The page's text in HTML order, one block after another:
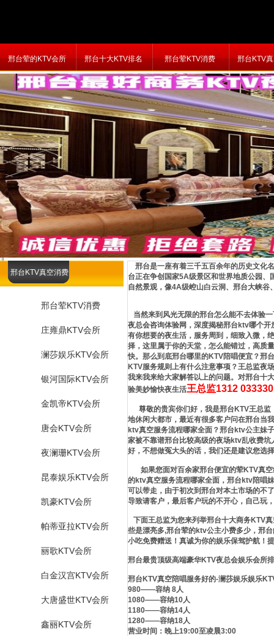
邢台荤的KTV会所 邢台十大KTV排名 邢台荤KTV消费 邢台KTV
邢台是一座有着三千五百余年的历史文化
台正在争创国家5A级景区和世界地质公园
自然景观，像4A级崆山白云洞、邢台大峡谷
当然来到风光无限的邢台怎么能不去体验
夜总会咨询体验网，深度揭秘邢台ktv哪个
有你想要的夜生活，服务周到，细致入微，
择，这里属于你的天堂，怎么能错过，高质
快。那么到底邢台哪里的KTV陪唱便宜？邢
KTV服务规则上有什么注意事项？王总监夜
我来我来给大家解答以上的问题。对邢台十
验美妙愉快夜生活王总监1312
尊敬的贵宾你们好，我是邢台KTV王总监
地休闲大都市，最近有很多客户问在邢台当
ktv真空服务流程哪家全面？邢台ktv公主妹
家被不靠谱邢台比较高级的夜场ktv乱收费
好，不想做冤大头的话，我们还是建议您选
如果您面对百余家邢台便宜的荤KTV真空
的ktv真空服务流程哪家全面，邢台ktv陪唱
可以带走，由于初次到邢台对本土市场的不
导致请客户，最后客户玩的不开心，自己玩
下面王总监为您来列举邢台十大商务KTV
些是漂亮多,邢台荤的ktv公主小费多少，邢
小吃免费赠送！真诚为你的娱乐保驾护航！
邢台最贵顶级高端豪华KTV夜总会娱乐会所
邢台KTV真空陪唱服务好的-澜莎娱乐娱乐
980——容纳 8人
1080——容纳10人
1180——容纳14人
1280——容纳18人
营业时间：晚上19:00至凌晨3:00
邢台KTV真空消费
邢台荤KTV消费
庄雍鼎KTV会所
澜莎娱乐KTV会所
银河国际KTV会所
金凯帝KTV会所
唐会KTV会所
夜澜珊KTV会所
昆泰娱乐KTV会所
凯豪KTV会所
帕蒂亚拉KTV会所
丽歌KTV会所
白金汉宫KTV会所
大唐盛世KTV会所
鑫丽KTV会所